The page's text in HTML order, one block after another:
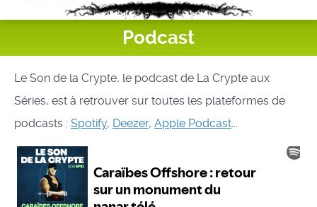
Podcast
Le Son de la Crypte, le podcast de La Crypte aux
Séries, est à retrouver sur toutes les plateformes de
podcasts : Spotify, Deezer, Apple Podcast...